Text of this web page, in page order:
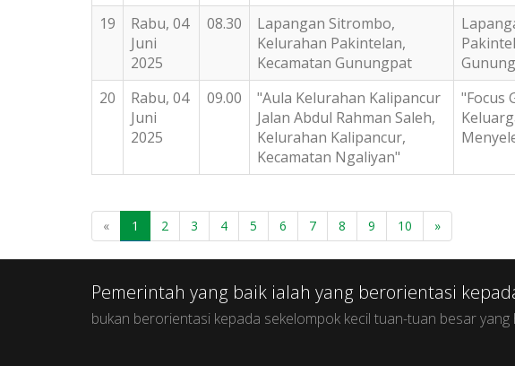
19
Rabu, 04
Juni
2025
08.30
Lapangan Sitrombo,
Kelurahan Pakintelan,
Kecamatan Gunungpat
20
Rabu, 04
Juni
2025
09.00
"Aula Kelurahan Kalipancur
Jalan Abdul Rahman Saleh,
Kelurahan Kalipancur,
Kecamatan Ngaliyan"
"Focus
« 1 2 3 4 5 6 7 8 9 10 »
Pemerintah yang baik ialah yang berorientasi
bukan berorientasi kepada sekelompok kecil tuan-tuan besar yang